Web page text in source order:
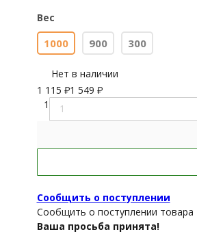
Вес
1000 900 300
Нет в наличии
1 115 ₽1 549 ₽
1
Сообщить о поступлении
Сообщить о поступлении товара
Ваша просьба принята!